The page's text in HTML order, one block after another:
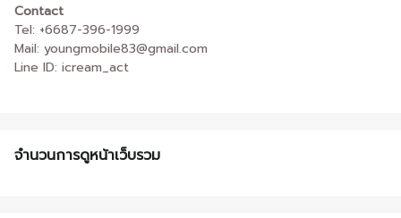
Contact
Tel: +6687-396-1999
Mail: youngmobile83@gmail.com
Line ID: icream_act
จำนวนการดูหน้าเว็บรวม